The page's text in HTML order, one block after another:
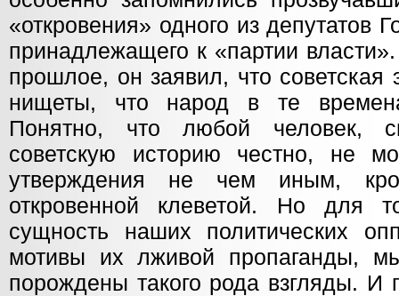
«откровения» одного из депутатов
принадлежащего к «партии
прошлое, он заявил, что
нищеты, что народ в те
Понятно, что любой человек,
советскую историю честно, не
утверждения не чем иным,
откровенной клеветой. Но для
сущность наших политических
мотивы их лживой пропаганды,
порождены такого рода взгляды. И